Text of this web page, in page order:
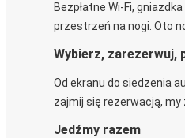
Bezpłatne Wi-Fi,
przestrzeń na nogi. Oto
Wybierz, zarezerwuj,
Od ekranu do siedzenia
zajmij się rezerwacją, my
Jedźmy razem